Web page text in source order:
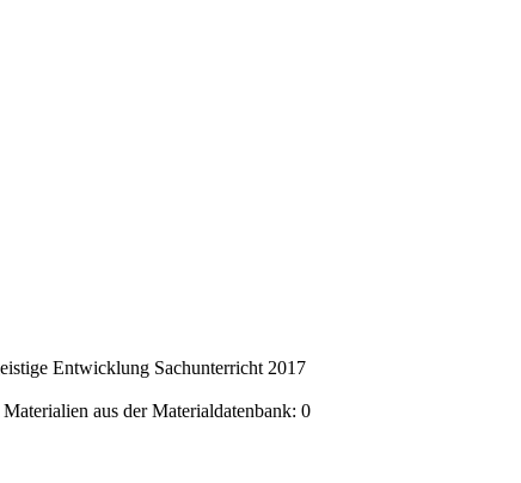
Entwicklung Sachunterricht 2017
aus der Materialdatenbank: 0